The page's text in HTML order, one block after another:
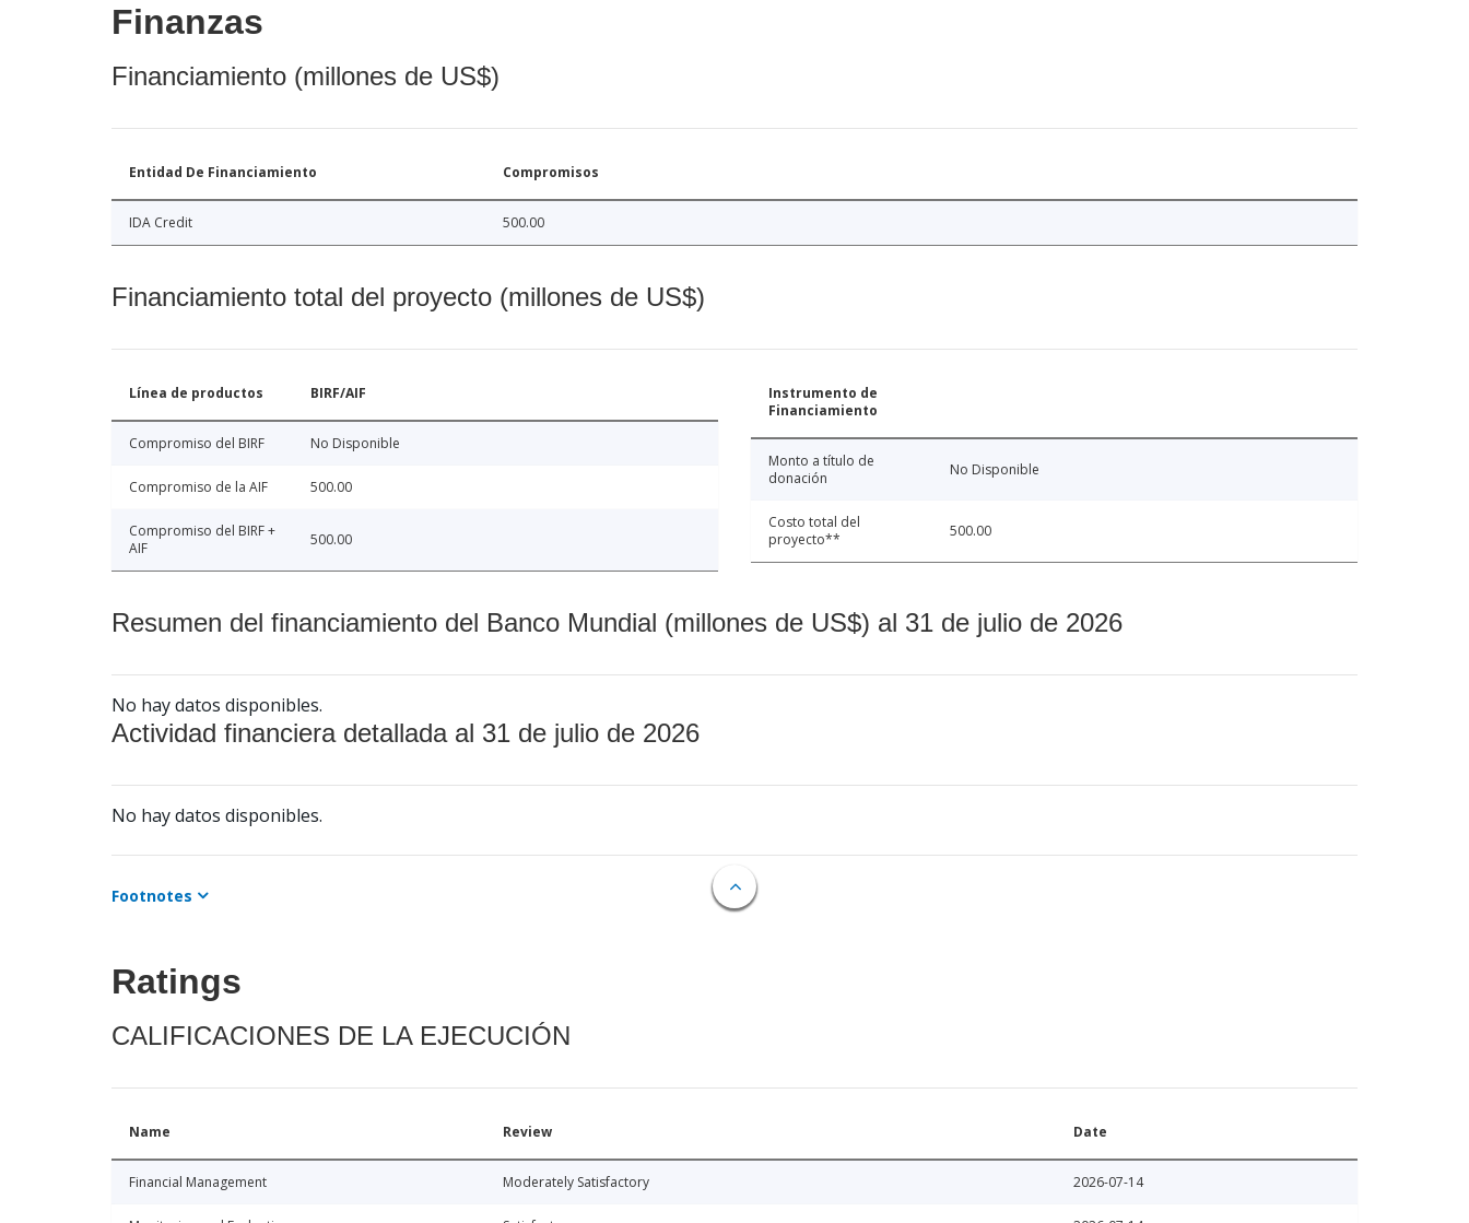
Finanzas
Financiamiento (millones de US$)
Entidad De Financiamiento Compromisos
IDA Credit 500.00
Financiamiento total del proyecto (millones de US$)
Línea de productos BIRF/AIF
Compromiso del BIRF No Disponible
Compromiso de la AIF 500.00
Compromiso del BIRF +
AIF
500.00
Instrumento de
Financiamiento
Monto a título de
donación
No Disponible
Costo total del
proyecto**
500.00
Resumen del financiamiento del Banco Mundial (millones de US$) al 31 de julio de 2026
No hay datos disponibles.
Actividad financiera detallada al 31 de julio de 2026
No hay datos disponibles.
Footnotes
Ratings
CALIFICACIONES DE LA EJECUCIÓN
Name Review Date
Financial Management Moderately Satisfactory 2026-07-14